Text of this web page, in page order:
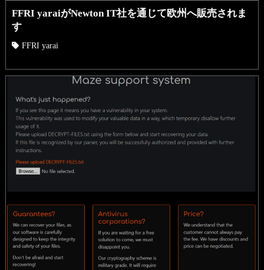
FFRI yaraiがNewton IT社を通じて欧州へ販売されま
す
FFRI yarai